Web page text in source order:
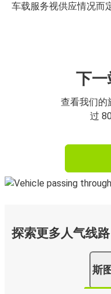
车载服务视供应情况而
下一
查看我们的
过
探索更多人气线路
斯